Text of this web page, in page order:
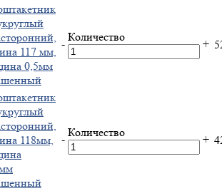
117 мм,
0,5мм
-
Количество
+
118мм,
-
Количество
+